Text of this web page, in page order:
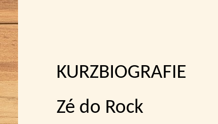
KURZBIOGRAFIE
Zé do Rock